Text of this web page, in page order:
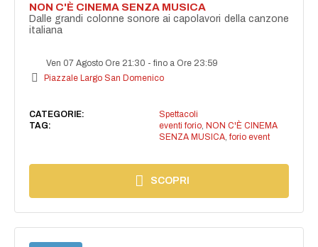
NON C'È CINEMA SENZA MUSICA
Dalle grandi colonne sonore ai capolavori della canzone
italiana
Ven 07 Agosto Ore 21:30 -fino a Ore 23:59
Piazzale Largo San Domenico
CATEGORIE:
Spettacoli
TAG:
eventi forio, NON C'È CINEMA
SENZA MUSICA, forio event
SCOPRI